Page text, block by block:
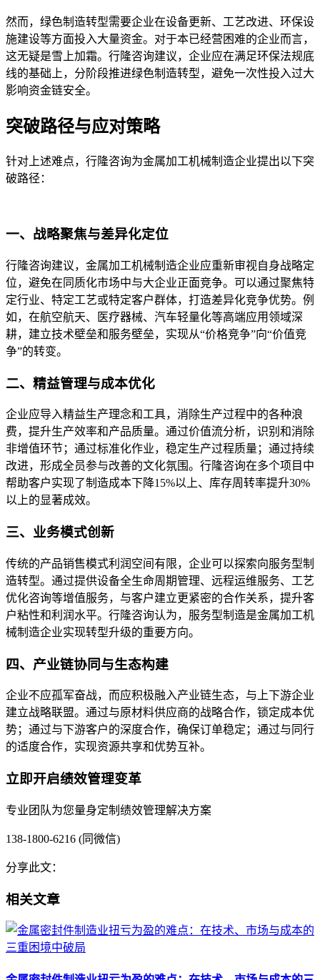
然而，绿色制造转型需要企业在设备更新、工艺改进、环保设
施建设等方面投入大量资金。对于本已经营困难的企业而言，
这无疑是雪上加霜。行隆咨询建议，企业应在满足环保法规底
线的基础上，分阶段推进绿色制造转型，避免一次性投入过大
影响资金链安全。
突破路径与应对策略
针对上述难点，行隆咨询为金属加工机械制造企业提出以下突
破路径：
一、战略聚焦与差异化定位
行隆咨询建议，金属加工机械制造企业应重新审视自身战略定
位，避免在同质化市场中与大企业正面竞争。可以通过聚焦特
定行业、特定工艺或特定客户群体，打造差异化竞争优势。例
如，在航空航天、医疗器械、汽车轻量化等高端应用领域深
耕，建立技术壁垒和服务壁垒，实现从“价格竞争”向“价值竞
争”的转变。
二、精益管理与成本优化
企业应导入精益生产理念和工具，消除生产过程中的各种浪
费，提升生产效率和产品质量。通过价值流分析，识别和消除
非增值环节；通过标准化作业，稳定生产过程质量；通过持续
改进，形成全员参与改善的文化氛围。行隆咨询在多个项目中
帮助客户实现了制造成本下降15%以上、库存周转率提升30%
以上的显著成效。
三、业务模式创新
传统的产品销售模式利润空间有限，企业可以探索向服务型制
造转型。通过提供设备全生命周期管理、远程运维服务、工艺
优化咨询等增值服务，与客户建立更紧密的合作关系，提升客
户粘性和利润水平。行隆咨询认为，服务型制造是金属加工机
械制造企业实现转型升级的重要方向。
四、产业链协同与生态构建
企业不应孤军奋战，而应积极融入产业链生态，与上下游企业
建立战略联盟。通过与原材料供应商的战略合作，锁定成本优
势；通过与下游客户的深度合作，确保订单稳定；通过与同行
的适度合作，实现资源共享和优势互补。
立即开启绩效管理变革
专业团队为您量身定制绩效管理解决方案
138-1800-6216 (同微信)
分享此文：
相关文章